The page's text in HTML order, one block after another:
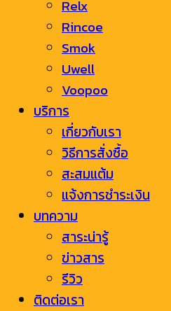
Relx
Rincoe
Smok
Uwell
Voopoo
บริการ
เกี่ยวกับเรา
วิธีการสั่งซื้อ
สะสมแต้ม
แจ้งการชำระเงิน
บทความ
สาระน่ารู้
ข่าวสาร
รีวิว
ติดต่อเรา